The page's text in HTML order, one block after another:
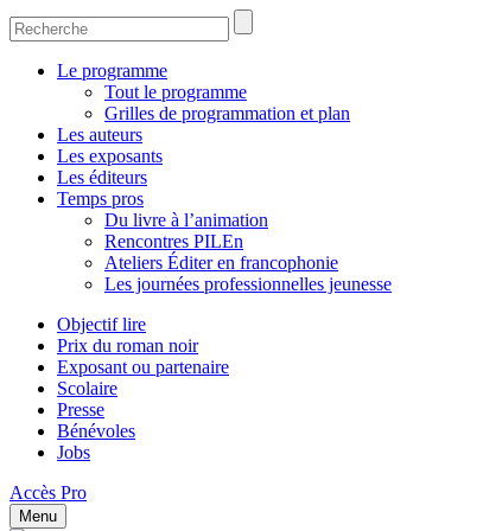
Le programme
Tout le programme
Grilles de programmation et plan
Les auteurs
Les exposants
Les éditeurs
Temps pros
Du livre à l’animation
Rencontres PILEn
Ateliers Éditer en francophonie
Les journées professionnelles jeunesse
Objectif lire
Prix du roman noir
Exposant ou partenaire
Scolaire
Presse
Bénévoles
Jobs
Accès Pro
Menu